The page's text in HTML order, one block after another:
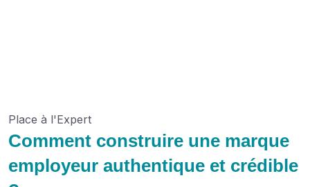
Place à l'Expert
Comment construire une marque
employeur authentique et crédible